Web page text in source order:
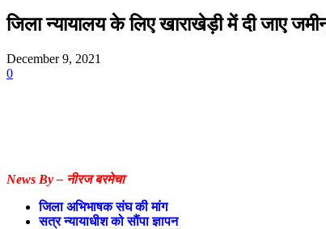
जिला न्यायालय के लिए खाराखेड़ी में दी जाए
December 9, 2021
0
News By – नीरज बरमेचा
जिला अभिभाषक संघ की मांग
सत्र न्यायाधीश को सौंपा ज्ञापन